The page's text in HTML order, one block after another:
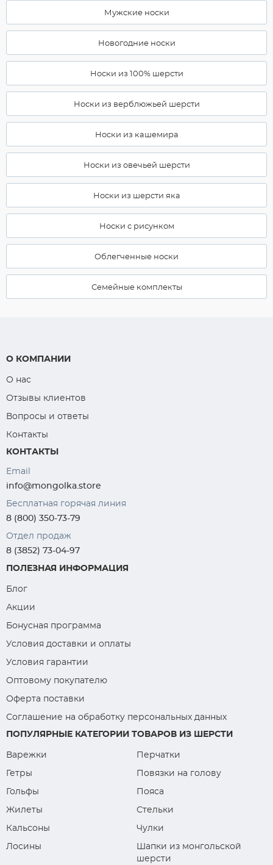
Мужские носки
Новогодние носки
Носки из 100% шерсти
Носки из верблюжьей шерсти
Носки из кашемира
Носки из овечьей шерсти
Носки из шерсти яка
Носки с рисунком
Облегченные носки
Семейные комплекты
О КОМПАНИИ
О нас
Отзывы клиентов
Вопросы и ответы
Контакты
КОНТАКТЫ
Email
info@mongolka.store
Бесплатная горячая линия
8 (800) 350-73-79
Отдел продаж
8 (3852) 73-04-97
ПОЛЕЗНАЯ ИНФОРМАЦИЯ
Блог
Акции
Бонусная программа
Условия доставки и оплаты
Условия гарантии
Оптовому покупателю
Оферта поставки
Соглашение на обработку персональных данных
ПОПУЛЯРНЫЕ КАТЕГОРИИ ТОВАРОВ ИЗ ШЕРСТИ
Варежки
Перчатки
Гетры
Повязки на голову
Гольфы
Пояса
Жилеты
Стельки
Кальсоны
Чулки
Лосины
Шапки из монгольской
шерсти